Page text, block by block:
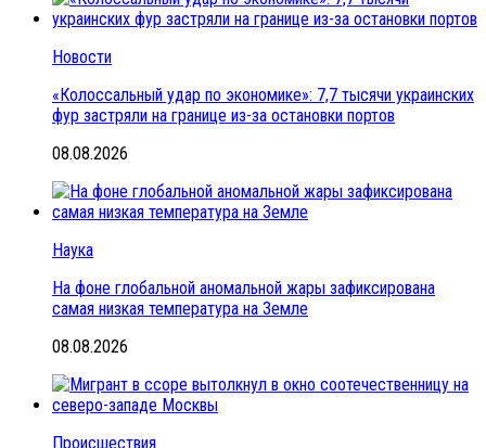
Новости
«Колоссальный удар по экономике»: 7,7 тысячи украинских
фур застряли на границе из-за остановки портов
08.08.2026
Наука
На фоне глобальной аномальной жары зафиксирована
самая низкая температура на Земле
08.08.2026
Происшествия